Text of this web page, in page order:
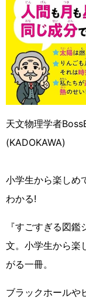
天文物理学者
(KADOKAWA)
小学生から楽しめ
わかる!
『すごすぎる図
文。小学生から楽
がる一冊。
ブラックホールや